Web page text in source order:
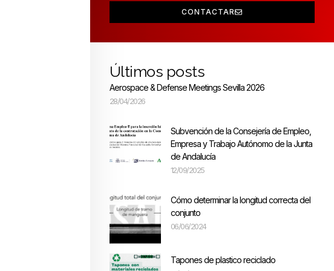
CONTACTAR
Últimos posts
Aerospace & Defense Meetings Sevilla 2026
28/04/2026
Subvención de la Consejería de Empleo,
Empresa y Trabajo Autónomo de la Junta
de Andalucía
12/09/2025
Cómo determinar la longitud correcta del
conjunto
06/06/2024
Tapones de plastico reciclado